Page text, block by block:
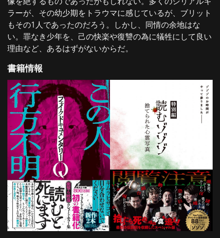
ラーが、その幼少期をトラウマに感じているが、ブリット
もその1人であったのだろう。しかし、同情の余地はな
い。罪なき少年を、己の快楽や復讐の為に犠牲にして良い
理由など、あるはずがないからだ。
書籍情報